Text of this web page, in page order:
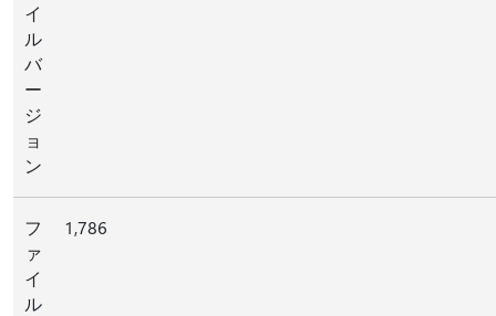
イ
ル
バ
ー
ジ
ョ
ン
フ
ァ
イ
ル
1,786